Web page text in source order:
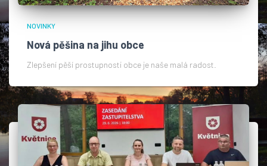
NOVINKY
Nová pěšina na jihu obce
Zlepšení pěší prostupnosti obce je naše malá radost.​